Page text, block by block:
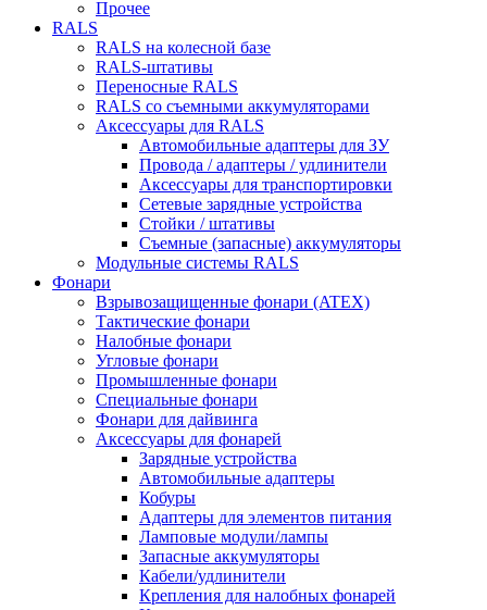
Прочее
RALS
RALS на колесной базе
RALS-штативы
Переносные RALS
RALS со съемными аккумуляторами
Аксессуары для RALS
Автомобильные адаптеры для ЗУ
Провода / адаптеры / удлинители
Аксессуары для транспортировки
Сетевые зарядные устройства
Стойки / штативы
Съемные (запасные) аккумуляторы
Модульные системы RALS
Фонари
Взрывозащищенные фонари (ATEX)
Тактические фонари
Налобные фонари
Угловые фонари
Промышленные фонари
Специальные фонари
Фонари для дайвинга
Аксессуары для фонарей
Зарядные устройства
Автомобильные адаптеры
Кобуры
Адаптеры для элементов питания
Ламповые модули/лампы
Запасные аккумуляторы
Кабели/удлинители
Крепления для налобных фонарей